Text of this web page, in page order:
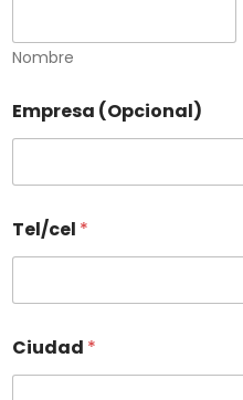
Nombre
Empresa (Opcional)
Tel/cel *
Ciudad *